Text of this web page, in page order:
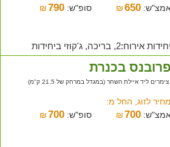
אמצ"ש:
₪650 סופ"ש: ₪ 790
יחידות אירוח:2, בריכה, ג'קוזי ביחידות
פרובנס בכנרת
צימרים ליד איילת השחר (במגדל במרחק של 21.5 ק"מ)
מחיר לזוג, החל מ:
אמצ"ש:
₪700 סופ"ש: ₪ 700